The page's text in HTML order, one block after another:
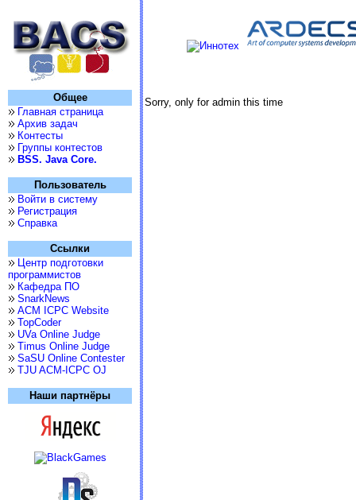
Общее
Главная страница
Архив задач
Контесты
Группы контестов
BSS. Java Core.
Пользователь
Войти в систему
Регистрация
Справка
Ссылки
Центр подготовки
программистов
Кафедра ПО
SnarkNews
ACM ICPC Website
TopCoder
UVa Online Judge
Timus Online Judge
SaSU Online Contester
TJU ACM-ICPC OJ
Наши партнёры
Sorry, only for admin this time